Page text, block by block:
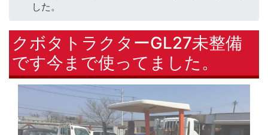
した。
クボタトラクターGL27未整備
です今まで使ってました。